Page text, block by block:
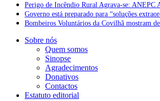
Perigo de Incêndio Rural Agrava-se: ANEPC
Governo está preparado para “soluções
Bombeiros Voluntários da Covilhã mostram
Sobre nós
Quem somos
Sinopse
Agradecimentos
Donativos
Contactos
Estatuto editorial